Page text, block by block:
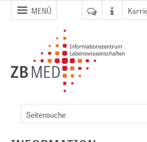
Zur
Seitennavigation
Zum
Inhalt
MENÜ